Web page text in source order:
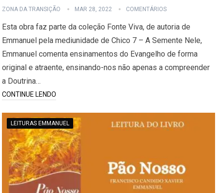
ZONA DA TRANSIÇÃO MAR 28, 2022 COMENTÁRIOS
Esta obra faz parte da coleção Fonte Viva, de autoria de
Emmanuel pela mediunidade de Chico 7 – A Semente Nele,
Emmanuel comenta ensinamentos do Evangelho de forma
original e atraente, ensinando-nos não apenas a compreender
a Doutrina…
CONTINUE LENDO
LEITURAS EMMANUEL